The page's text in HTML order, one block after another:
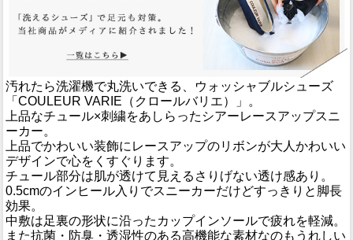
汚れたら洗濯機で丸洗いできる、ウォッシャブルシューズ
「COULEUR VARIE（クロールバリエ）」。
上品なチュール×刺繍をあしらったシアーレースアップスニ
ーカー。
上品でかわいい装飾にレースアップのリボンが大人かわいい
デザインで心をくすぐります。
チュール部分は肌が透けて見えるさりげない透け感あり。
0.5cmのインヒール入りでスニーカーだけどすっきりと脚長
効果。
中敷は足裏の形状に沿ったカップインソールで疲れを軽減。
また抗菌・防臭・透湿性のある高機能な素材なのもうれしい